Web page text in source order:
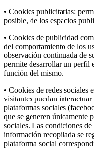
• Cookies publicitarias:
posible, de los espacios
• Cookies de publicidad
del comportamiento de los
observación continuada de
permite desarrollar un perfil
función del mismo.
• Cookies de redes sociales
visitantes puedan
plataformas sociales
que se generen únicamente
sociales. Las condiciones
información recopilada se
plataforma social